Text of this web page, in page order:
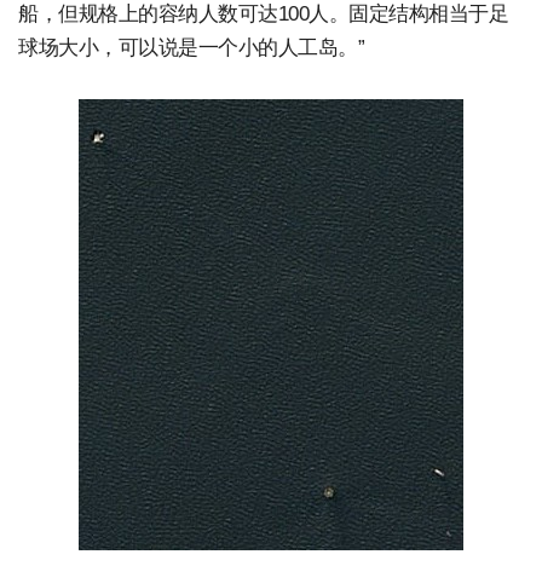
船，但规格上的容纳人数可达100人。固定结构相当于足
球场大小，可以说是一个小的人工岛。”